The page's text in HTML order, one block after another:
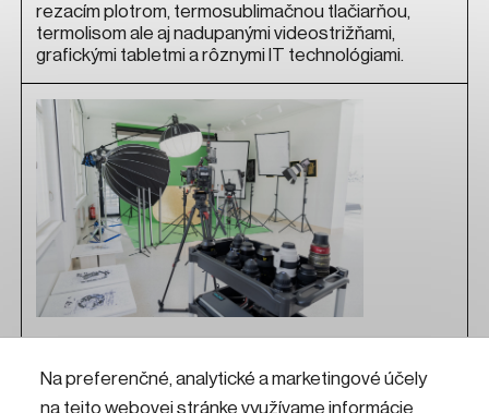
Na preferenčné, analytické a marketingové účely
na tejto webovej stránke využívame informácie
rezacím plotrom, termosublimačnou tlačiarňou,
termolisom ale aj nadupanými videostrižňami,
grafickými tabletmi a rôznymi IT technológiami.
Fotoateliér